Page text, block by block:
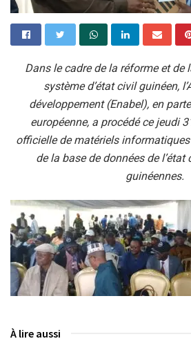
Dans le cadre de la réforme et de
système d’état civil guinéen,
développement (Enabel), en
européenne, a procédé ce jeudi
officielle de matériels
de la base de données de
guinéennes.
À lire aussi